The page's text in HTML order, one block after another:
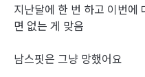
지난달에 한 번 하고 이번에
면 없는 게 맞음
남스핏은 그냥 망했어요